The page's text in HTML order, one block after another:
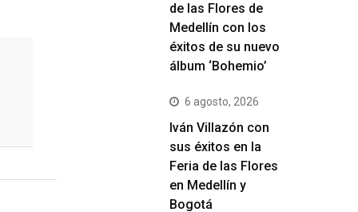
de las Flores de
Medellín con los
éxitos de su nuevo
álbum ‘Bohemio’
6 agosto, 2026
Iván Villazón con
sus éxitos en la
Feria de las Flores
en Medellín y
Bogotá